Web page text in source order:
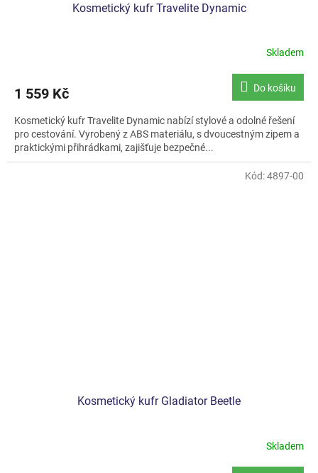
Kosmetický kufr Travelite Dynamic
Skladem
1 559 Kč Do košíku
Kosmetický kufr Travelite Dynamic nabízí stylové a odolné řešení
pro cestování. Vyrobený z ABS materiálu, s dvoucestným zipem a
praktickými přihrádkami, zajišťuje bezpečné...
Kosmetický kufr Gladiator Beetle
Skladem
Kód:4897-00